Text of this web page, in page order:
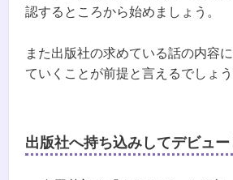
認するところから始めましょう。
また出版社の求めている話の内容
ていくことが前提と言えるでしょう
出版社へ持ち込みしてデビュ